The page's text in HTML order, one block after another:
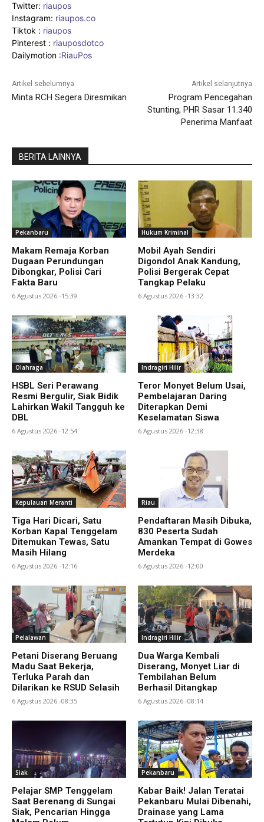
Twitter: riaupos
Instagram: riaupos.co
Tiktok : riaupos
Pinterest : riauposdotco
Dailymotion :RiauPos
Artikel sebelumnya
Minta RCH Segera Diresmikan
Artikel selanjutnya
Program Pencegahan
Stunting, PHR Sasar 11.340
Penerima Manfaat
BERITA LAINNYA
Pekanbaru
Makam Remaja Korban
Dugaan Perundungan
Dibongkar, Polisi Cari
Fakta Baru
6 Agustus 2026 -15:39
Hukum Kriminal
Mobil Ayah Sendiri
Digondol Anak Kandung,
Polisi Bergerak Cepat
Tangkap Pelaku
6 Agustus 2026 -13:32
Olahraga
HSBL Seri Perawang
Resmi Bergulir, Siak Bidik
Lahirkan Wakil Tangguh ke
DBL
6 Agustus 2026 -12:54
Indragiri Hilir
Teror Monyet Belum Usai,
Pembelajaran Daring
Diterapkan Demi
Keselamatan Siswa
6 Agustus 2026 -12:38
Kepulauan Meranti
Tiga Hari Dicari, Satu
Korban Kapal Tenggelam
Ditemukan Tewas, Satu
Masih Hilang
6 Agustus 2026 -12:16
Riau
Pendaftaran Masih Dibuka,
830 Peserta Sudah
Amankan Tempat di Gowes
Merdeka
6 Agustus 2026 -12:00
Pelalawan
Petani Diserang Beruang
Madu Saat Bekerja,
Terluka Parah dan
Dilarikan ke RSUD Selasih
6 Agustus 2026 -08:35
Indragiri Hilir
Dua Warga Kembali
Diserang, Monyet Liar di
Tembilahan Belum
Berhasil Ditangkap
6 Agustus 2026 -08:14
Siak
Pelajar SMP Tenggelam
Saat Berenang di Sungai
Siak, Pencarian Hingga
Pekanbaru
Kabar Baik! Jalan Teratai
Pekanbaru Mulai Dibenahi,
Drainase yang Lama